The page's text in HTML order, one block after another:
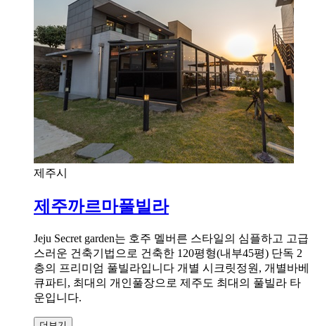
제주시
제주까르마풀빌라
Jeju Secret garden는 호주 멜버른 스타일의 심플하고 고급
스러운 건축기법으로 건축한 120평형(내부45평) 단독 2
층의 프리미엄 풀빌라입니다 개별 시크릿정원, 개별바베
큐파티, 최대의 개인풀장으로 제주도 최대의 풀빌라 타
운입니다.